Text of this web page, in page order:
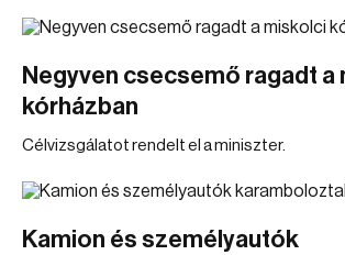
Negyven csecsemő ragadt a
kórházban
Célvizsgálatot rendelt el a miniszter.
Kamion és személyautók